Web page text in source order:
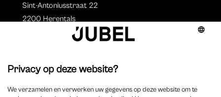
Sint-Antoniusstraat 22
2200 Herentals
Auteurs
Overzicht auteurs